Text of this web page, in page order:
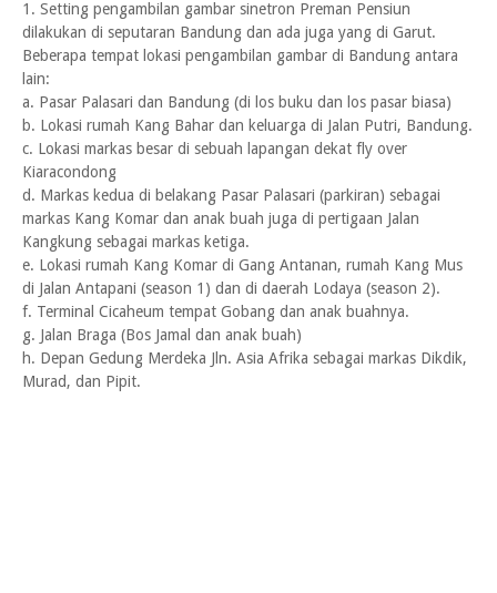
1. Setting pengambilan gambar sinetron Preman Pensiun
dilakukan di seputaran Bandung dan ada juga yang di Garut.
Beberapa tempat lokasi pengambilan gambar di Bandung antara
lain:
a. Pasar Palasari dan Bandung (di los buku dan los pasar biasa)
b. Lokasi rumah Kang Bahar dan keluarga di Jalan Putri, Bandung.
c. Lokasi markas besar di sebuah lapangan dekat fly over
Kiaracondong
d. Markas kedua di belakang Pasar Palasari (parkiran) sebagai
markas Kang Komar dan anak buah juga di pertigaan Jalan
Kangkung sebagai markas ketiga.
e. Lokasi rumah Kang Komar di Gang Antanan, rumah Kang Mus
di Jalan Antapani (season 1) dan di daerah Lodaya (season 2).
f. Terminal Cicaheum tempat Gobang dan anak buahnya.
g. Jalan Braga (Bos Jamal dan anak buah)
h. Depan Gedung Merdeka Jln. Asia Afrika sebagai markas Dikdik,
Murad, dan Pipit.